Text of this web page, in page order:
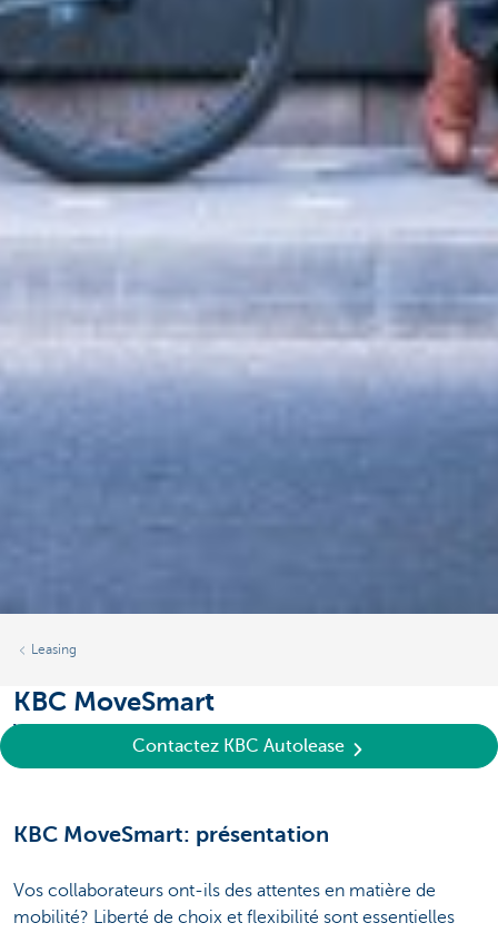
Leasing
KBC MoveSmart
Votre app de gestion de la mobilité durable
Contactez KBC Autolease
KBC MoveSmart: présentation
Vos collaborateurs ont-ils des attentes en matière de
mobilité? Liberté de choix et flexibilité sont essentielles